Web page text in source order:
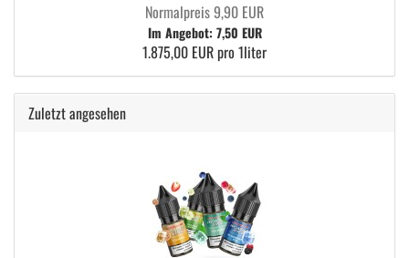
Normalpreis 9,90 EUR
Im Angebot: 7,50 EUR
1.875,00 EUR pro 1liter
Zuletzt angesehen